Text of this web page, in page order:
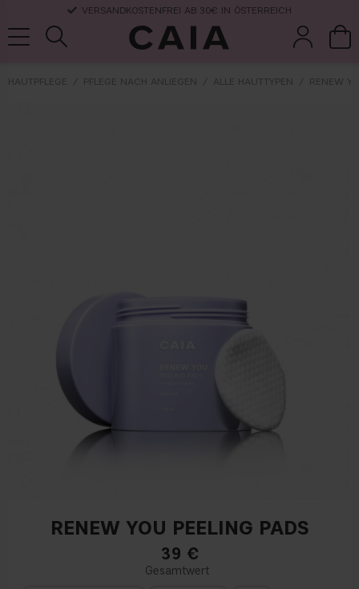
VERSANDKOSTENFREI AB 30€ IN ÖSTERREICH
HAUTPFLEGE PFLEGE NACH ANLIEGEN ALLE HAUTTYPEN RENEW
RENEW YOU PEELING PADS
39 €